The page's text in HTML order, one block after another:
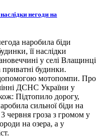
негоди на
наробила біди
її наслідки
у селі Влащинці
будинки.
мотопомпи. Про
ДСНС України у
Підтопило дорогу,
сильної біди на
червня гроза з громом у
на озера, а у